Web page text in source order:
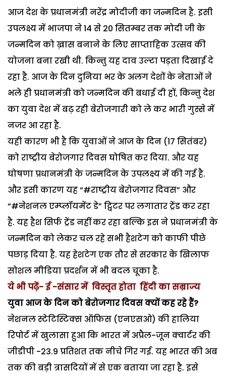
आज देश के प्रधानमंत्री नरेंद्र मोदीजी का जन्मदिन है. इसी
उपलक्ष्य में भाजपा ने 14 से 20 सितम्बर तक मोदी जी के
जन्मदिन को ख़ास बनाने के लिए साप्ताहिक उत्सव की
योजना बना रखी थी. किन्तु यह दाव उल्टा पड़ता दिखाई दे
रहा है. आज के दिन दुनिया भर के अलग देशों के नेताओं ने
भले ही प्रधानमंत्री को जन्मदिन की बधाई दी हों, किन्तु देश
का युवा देश में बढ़ रही बेरोजगारी को ले कर भारी गुस्से में
नजर आ रहा है.
यही कारण भी है कि युवाओं ने आज के दिन (17 सितंबर)
को राष्ट्रीय बेरोजगार दिवस घोषित कर दिया. और यह
घोषणा प्रधानमंत्री के जन्मदिन के उपलक्ष्य में की गई है.
और इसी कारण यह “#राष्ट्रीय बेरोजगार दिवस” और
“#नेशनल एम्प्लॉयमेंट डे” ट्विटर पर लगातार ट्रेंड कर रहा
है. यह हैश सिर्फ ट्रेंड नहीं कर रहा बल्कि इस ने प्रधानमंत्री के
जन्मदिन को लेकर चल रहे सभी हैशटेग को काफी पीछे
पछाड़ दिया है. यह हेशटेग एक तौर से सरकार के खिलाफ
सोशल मीडिया प्रदर्शन में भी बदल चूका है.
ये भी पढ़ें-ई -संसार में विस्तृत होता हिंदी का सम्राज्य
युवा आज के दिन को बेरोजगार दिवस क्यों कह रहे हैं?
नेशनल स्टेटिस्टिक्स ऑफिस (एनएसओ) की हालिया
रिपोर्ट में खुलासा हुआ कि भारत में अप्रैल-जून क्वार्टर की
जीडीपी -23.9 प्रतिशत तक नीचे गिर गई. यह भारत की अब
तक की बड़ी त्रासदियों में से एक बताया जा रहा है. इसे